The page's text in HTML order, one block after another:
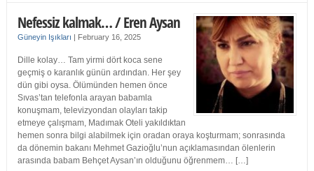
Nefessiz kalmak… / Eren Aysan
Güneyin Işıkları | February 16, 2025
Dille kolay… Tam yirmi dört koca sene
geçmiş o karanlık günün ardından. Her şey
dün gibi oysa. Ölümünden hemen önce
Sıvas’tan telefonla arayan babamla
konuşmam, televizyondan olayları takip
etmeye çalışmam, Madımak Oteli yakıldıktan
hemen sonra bilgi alabilmek için oradan oraya koşturmam; sonrasında
da dönemin bakanı Mehmet Gazioğlu’nun açıklamasından ölenlerin
arasında babam Behçet Aysan’ın olduğunu öğrenmem… […]